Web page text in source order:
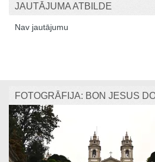
JAUTĀJUMA ATBILDE
Nav jautājumu
FOTOGRĀFIJA: BON JESUS